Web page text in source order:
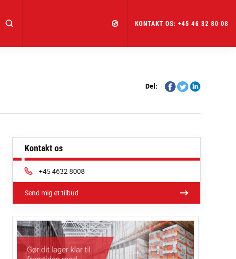
KONTAKT OS: +45 46 32 80 08
Del:
Share
on
Share
on
Share
Kontakt os
Phone:
+45 4632 8008
Send mig et tilbud
-